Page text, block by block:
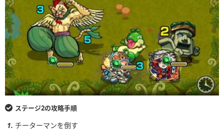
ステージ2の攻略手順
チーターマンを倒す